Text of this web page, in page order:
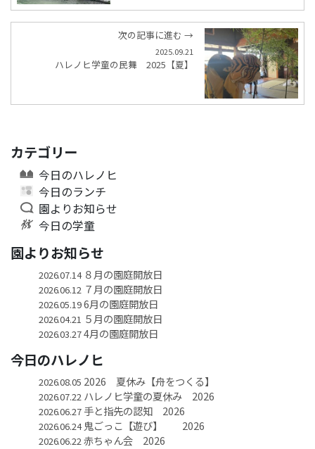
次の記事に進む →
2025.09.21
ハレノヒ学童の民舞 2025【夏】
カテゴリー
今日のハレノヒ
今日のランチ
園よりお知らせ
今日の学童
園よりお知らせ
2026.07.14８月の園庭開放日
2026.06.12７月の園庭開放日
2026.05.196月の園庭開放日
2026.04.21 ５月の園庭開放日
2026.03.274月の園庭開放日
今日のハレノヒ
2026.08.05 2026 夏休み【舟をつくる】
2026.07.22ハレノヒ学童の夏休み 2026
2026.06.27手と指先の認知 2026
2026.06.24鬼ごっこ【遊び】 2026
2026.06.22赤ちゃん会 2026